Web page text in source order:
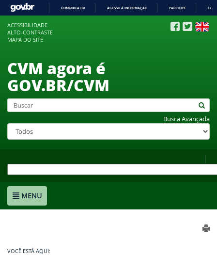
COMUNICA BR ACESSO À INFORMAÇÃO PARTICIPE
ACESSIBILIDADE
ALTO-CONTRASTE
MAPA DO SITE
CVM agora é
GOV.BR/CVM
Busca Avançada
MENU
VOCÊ ESTÁ AQUI: